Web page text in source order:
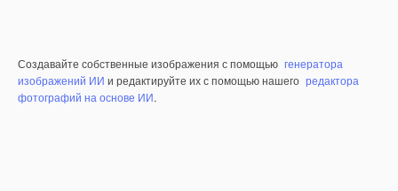
Создавайте собственные изображения с помощью генератора
изображений ИИ и редактируйте их с помощью нашего редактора
фотографий на основе ИИ.